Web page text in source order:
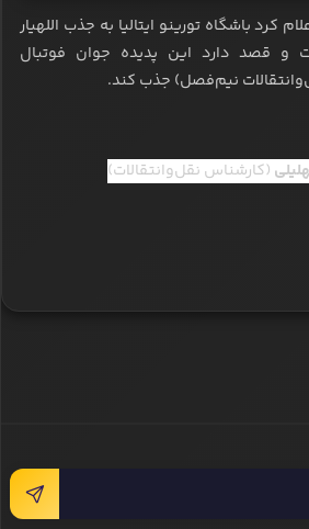
کرد باشگاه‌ تورینو ایتالیا به جذب اللهیار
و قصد دارد این پدیده جوان فوتبال
نیم‌فصل) جذب کند.
(کارشناس نقل‌وانتقالات)